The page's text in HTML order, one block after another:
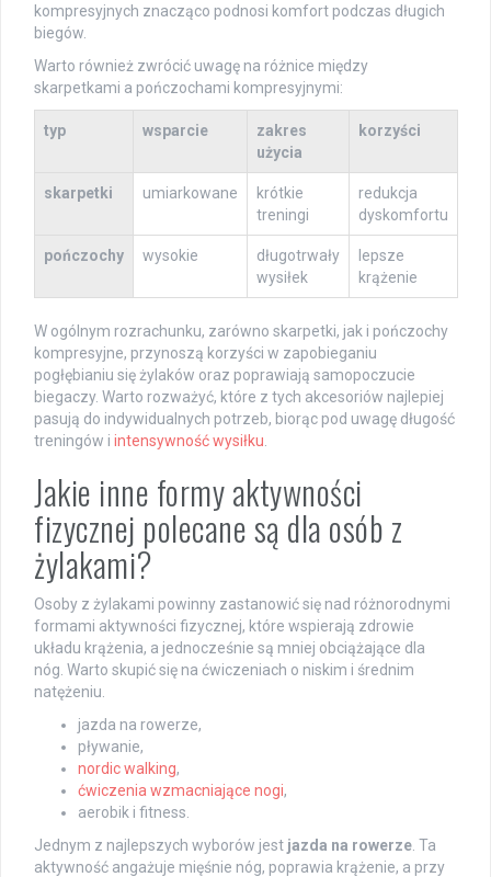
kompresyjnych znacząco podnosi komfort podczas długich
biegów.
Warto również zwrócić uwagę na różnice między
skarpetkami a pończochami kompresyjnymi:
typ wsparcie
zakres
użycia
korzyści
skarpetki umiarkowane
krótkie
treningi
redukcja
dyskomfortu
pończochy wysokie
długotrwały
wysiłek
lepsze
krążenie
W ogólnym rozrachunku, zarówno skarpetki, jak i pończochy
kompresyjne, przynoszą korzyści w zapobieganiu
pogłębianiu się żylaków oraz poprawiają samopoczucie
biegaczy. Warto rozważyć, które z tych akcesoriów najlepiej
pasują do indywidualnych potrzeb, biorąc pod uwagę długość
treningów i intensywność wysiłku
Jakie inne formy aktywności
fizycznej polecane są dla osób z
żylakami?
Osoby z żylakami powinny zastanowić się nad różnorodnymi
formami aktywności fizycznej, które wspierają zdrowie
układu krążenia, a jednocześnie są mniej obciążające dla
nóg. Warto skupić się na ćwiczeniach o niskim i średnim
natężeniu.
jazda na rowerze,
pływanie,
nordic walking,
ćwiczenia wzmacniające nogi,
aerobik i fitness.
Jednym z najlepszych wyborów jest jazda na rowerze . Ta
aktywność angażuje mięśnie nóg, poprawia krążenie, a przy